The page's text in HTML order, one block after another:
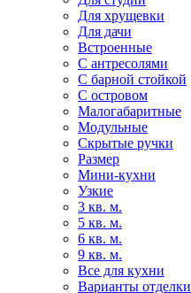
Для хрущевки
Для дачи
Встроенные
С антресолями
С барной стойкой
С островом
Малогабаритные
Модульные
Скрытые ручки
Размер
Мини-кухни
Узкие
3 кв. м.
5 кв. м.
6 кв. м.
9 кв. м.
Все для кухни
Варианты отделки